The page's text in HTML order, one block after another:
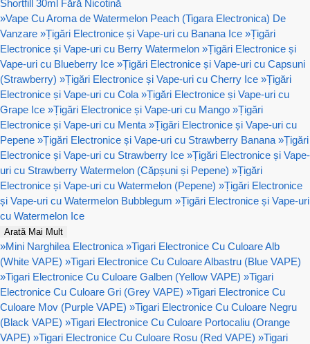
Shortfill 30ml Fără Nicotină
»Vape Cu Aroma de Watermelon Peach (Tigara Electronica) De
Vanzare »Țigări Electronice și Vape-uri cu Banana Ice »Țigări
Electronice și Vape-uri cu Berry Watermelon »Țigări Electronice și
Vape-uri cu Blueberry Ice »Țigări Electronice și Vape-uri cu Capsuni
(Strawberry) »Țigări Electronice și Vape-uri cu Cherry Ice »Țigări
Electronice și Vape-uri cu Cola »Țigări Electronice și Vape-uri cu
Grape Ice »Țigări Electronice și Vape-uri cu Mango »Țigări
Electronice și Vape-uri cu Menta »Țigări Electronice și Vape-uri cu
Pepene »Țigări Electronice și Vape-uri cu Strawberry Banana »Țigări
Electronice și Vape-uri cu Strawberry Ice »Țigări Electronice și Vape-
uri cu Strawberry Watermelon (Căpșuni și Pepene) »Țigări
Electronice și Vape-uri cu Watermelon (Pepene) »Țigări Electronice
și Vape-uri cu Watermelon Bubblegum »Țigări Electronice și Vape-uri
cu Watermelon Ice
Arată Mai Mult
»Mini Narghilea Electronica »Tigari Electronice Cu Culoare Alb
(White VAPE) »Tigari Electronice Cu Culoare Albastru (Blue VAPE)
»Tigari Electronice Cu Culoare Galben (Yellow VAPE) »Tigari
Electronice Cu Culoare Gri (Grey VAPE) »Tigari Electronice Cu
Culoare Mov (Purple VAPE) »Tigari Electronice Cu Culoare Negru
(Black VAPE) »Tigari Electronice Cu Culoare Portocaliu (Orange
VAPE) »Tigari Electronice Cu Culoare Rosu (Red VAPE) »Tigari